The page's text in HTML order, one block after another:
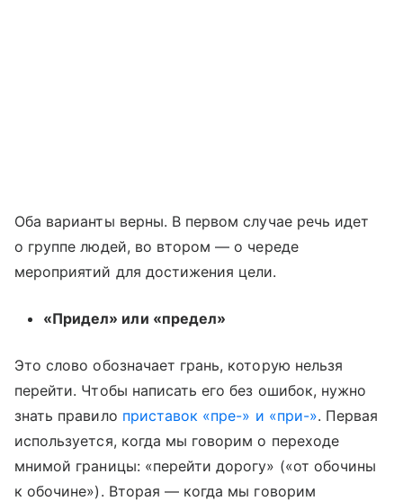
Оба варианты верны. В первом случае речь идет
о группе людей, во втором — о череде
мероприятий для достижения цели.
«Придел» или «предел»
Это слово обозначает грань, которую нельзя
перейти. Чтобы написать его без ошибок, нужно
знать правило приставок «пре-» и «при-». Первая
используется, когда мы говорим о переходе
мнимой границы: «перейти дорогу» («от обочины
к обочине»). Вторая — когда мы говорим